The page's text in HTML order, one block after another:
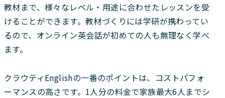
教材まで、様々なレベル・用途に合わせたレッスンを受
けることができます。教材づくりには学研が携わってい
るので、オンライン英会話が初めての人も無理なく学べ
ます。
クラウティEnglishの一番のポイントは、コストパフォ
ーマンスの高さです。1人分の料金で家族最大6人までシ